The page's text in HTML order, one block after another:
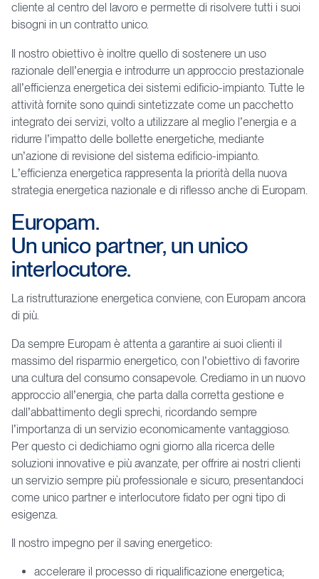
cliente al centro del lavoro e permette di risolvere tutti i suoi
bisogni in un contratto unico.
Il nostro obiettivo è inoltre quello di sostenere un uso
razionale dell’energia e introdurre un approccio prestazionale
all’efficienza energetica dei sistemi edificio-impianto. Tutte le
attività fornite sono quindi sintetizzate come un pacchetto
integrato dei servizi, volto a utilizzare al meglio l’energia e a
ridurre l’impatto delle bollette energetiche, mediante
un’azione di revisione del sistema edificio-impianto.
L’efficienza energetica rappresenta la priorità della nuova
strategia energetica nazionale e di riflesso anche di Europam.
Europam.
Un unico partner, un unico
interlocutore.
La ristrutturazione energetica conviene, con Europam ancora
di più.
Da sempre Europam è attenta a garantire ai suoi clienti il
massimo del risparmio energetico, con l’obiettivo di favorire
una cultura del consumo consapevole. Crediamo in un nuovo
approccio all’energia, che parta dalla corretta gestione e
dall’abbattimento degli sprechi, ricordando sempre
l’importanza di un servizio economicamente vantaggioso.
Per questo ci dedichiamo ogni giorno alla ricerca delle
soluzioni innovative e più avanzate, per offrire ai nostri clienti
un servizio sempre più professionale e sicuro, presentandoci
come unico partner e interlocutore fidato per ogni tipo di
esigenza.
Il nostro impegno per il saving energetico:
accelerare il processo di riqualificazione energetica;